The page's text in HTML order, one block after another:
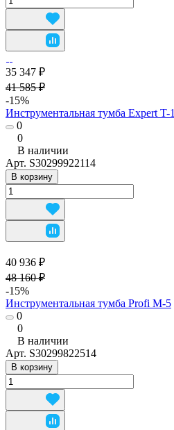
35 347 ₽
41 585 ₽
-15%
Инструментальная тумба Expert T-1
0
0
В наличии
Арт. S30299922114
В корзину
40 936 ₽
48 160 ₽
-15%
Инструментальная тумба Profi M-5
0
0
В наличии
Арт. S30299822514
В корзину